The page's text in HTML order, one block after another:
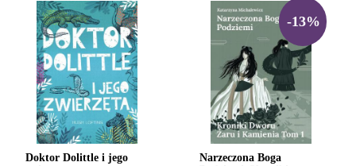
Doktor Dolittle i jego
Narzeczona Boga
-13%